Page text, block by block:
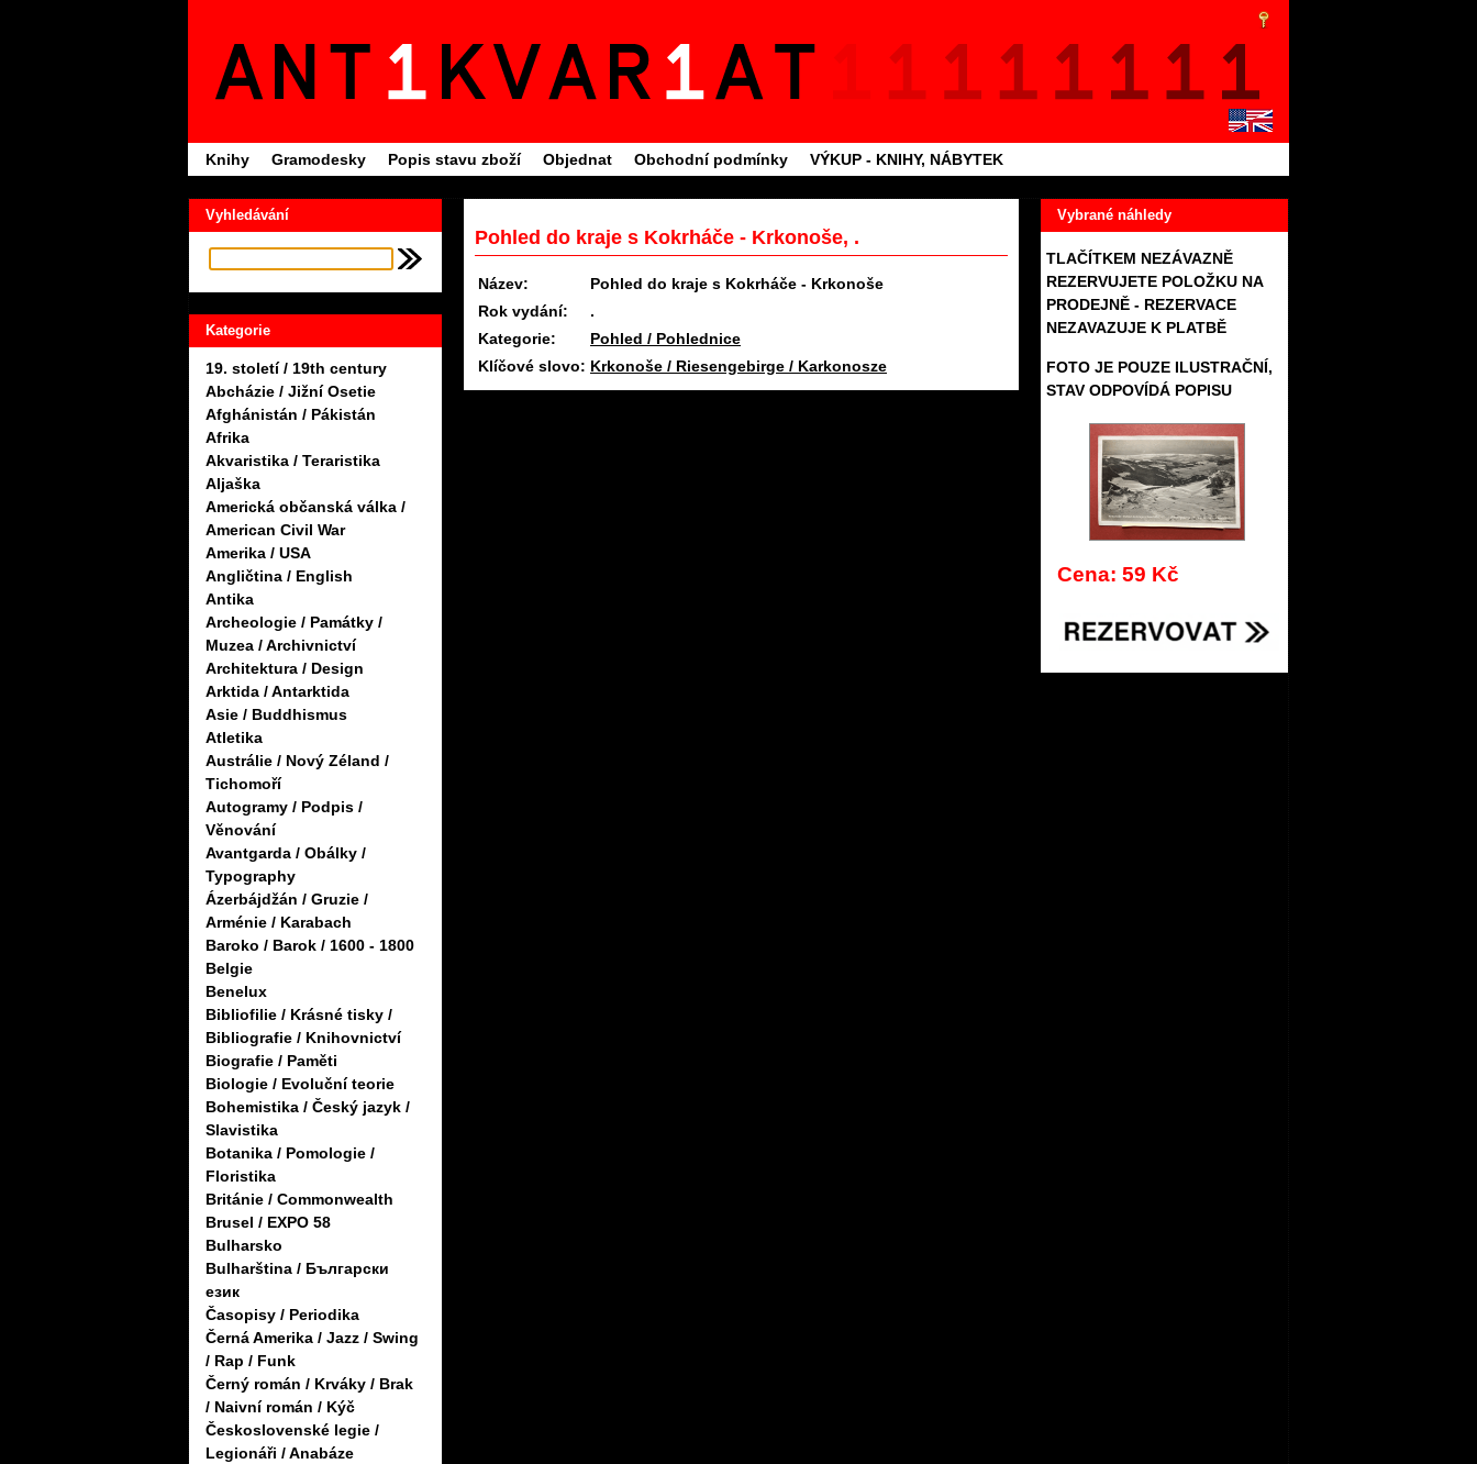
Knihy Gramodesky Popis stavu zboží Objednat Obchodní podmínky VÝKUP - KNIHY, NÁBYTEK
Vyhledávání
Kategorie
19. století / 19th century
Abcházie / Jižní Osetie
Afghánistán / Pákistán
Afrika
Akvaristika / Teraristika
Aljaška
Americká občanská válka /
American Civil War
Amerika / USA
Angličtina / English
Antika
Archeologie / Památky /
Muzea / Archivnictví
Architektura / Design
Arktida / Antarktida
Asie / Buddhismus
Atletika
Austrálie / Nový Zéland /
Tichomoří
Autogramy / Podpis /
Věnování
Avantgarda / Obálky /
Typography
Ázerbájdžán / Gruzie /
Arménie / Karabach
Baroko / Barok / 1600 - 1800
Belgie
Benelux
Bibliofilie / Krásné tisky /
Bibliografie / Knihovnictví
Biografie / Paměti
Biologie / Evoluční teorie
Bohemistika / Český jazyk /
Slavistika
Botanika / Pomologie /
Floristika
Británie / Commonwealth
Brusel / EXPO 58
Bulharsko
Bulharština / Български
език
Časopisy / Periodika
Černá Amerika / Jazz / Swing
/ Rap / Funk
Černý román / Krváky / Brak
/ Naivní román / Kýč
Československé legie /
Legionáři / Anabáze
Vybrané náhledy
TLAČÍTKEM NEZÁVAZNĚ
REZERVUJETE POLOŽKU NA
PRODEJNĚ - REZERVACE
NEZAVAZUJE K PLATBĚ
FOTO JE POUZE ILUSTRAČNÍ,
STAV ODPOVÍDÁ POPISU
Cena: 59 Kč
Pohled do kraje s Kokrháče - Krkonoše, .
Název:
Pohled do kraje s Kokrháče - Krkonoše
Rok vydání:
.
Kategorie:
Pohled / Pohlednice
Klíčové slovo: Krkonoše / Riesengebirge / Karkonosze